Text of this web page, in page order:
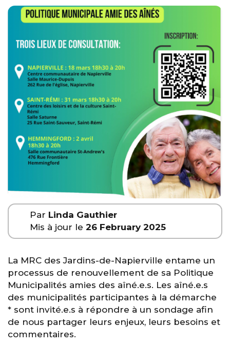
Par Linda Gauthier
Mis à jour le 26 February 2025
La MRC des Jardins-de-Napierville entame un
processus de renouvellement de sa Politique
Municipalités amies des aîné.e.s. Les aîné.e.s
des municipalités participantes à la démarche
* sont invité.e.s à répondre à un sondage afin
de nous partager leurs enjeux, leurs besoins et
commentaires.